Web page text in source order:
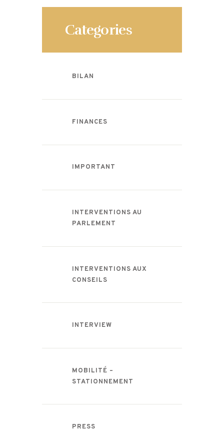
Categories
BILAN
FINANCES
IMPORTANT
INTERVENTIONS AU
PARLEMENT
INTERVENTIONS AUX
CONSEILS
INTERVIEW
MOBILITÉ –
STATIONNEMENT
PRESS